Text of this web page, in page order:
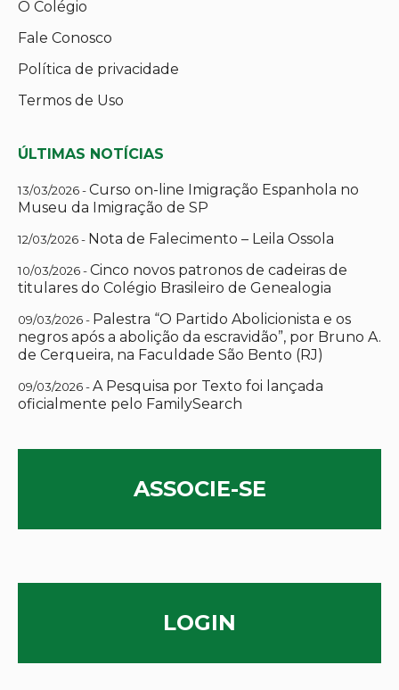
O Colégio
Fale Conosco
Política de privacidade
Termos de Uso
ÚLTIMAS NOTÍCIAS
13/03/2026 -Curso on-line Imigração Espanhola no
Museu da Imigração de SP
12/03/2026 - Nota de Falecimento – Leila Ossola
10/03/2026 -Cinco novos patronos de cadeiras de
titulares do Colégio Brasileiro de Genealogia
09/03/2026 - Palestra “O Partido Abolicionista e os
negros após a abolição da escravidão”, por Bruno A.
de Cerqueira, na Faculdade São Bento (RJ)
09/03/2026 -A Pesquisa por Texto foi lançada
oficialmente pelo FamilySearch
ASSOCIE-SE
LOGIN